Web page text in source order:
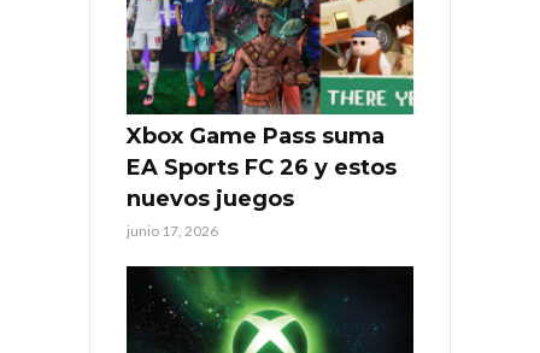
Xbox Game Pass suma
EA Sports FC 26 y estos
nuevos juegos
junio 17, 2026